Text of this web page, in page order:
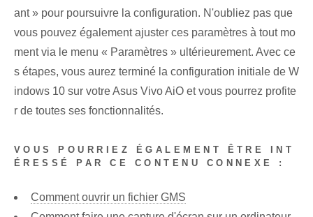
ant » pour poursuivre la configuration. N'oubliez pas que
vous pouvez également ajuster ces paramètres à tout mo
ment via le menu « Paramètres » ultérieurement. Avec ce
s étapes, vous aurez terminé la configuration initiale de W
indows 10 sur votre Asus Vivo AiO et vous pourrez profite
r de toutes ses fonctionnalités.
VOUS POURRIEZ ÉGALEMENT ÊTRE INT
ÉRESSÉ PAR CE CONTENU CONNEXE :
Comment ouvrir un fichier GMS